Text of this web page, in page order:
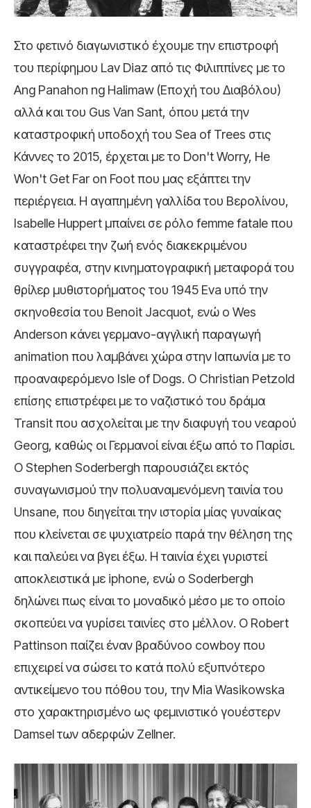
Στο φετινό διαγωνιστικό έχουμε την επιστροφή
του περίφημου Lav Diaz από τις Φιλιππίνες με το
Ang Panahon ng Halimaw (Εποχή του Διαβόλου)
αλλά και του Gus Van Sant, όπου μετά την
καταστροφική υποδοχή του Sea of Trees στις
Κάννες το 2015, έρχεται με το Don't Worry, He
Won't Get Far on Foot που μας εξάπτει την
περιέργεια. Η αγαπημένη γαλλίδα του Βερολίνου,
Isabelle Huppert μπαίνει σε ρόλο femme fatale που
καταστρέφει την ζωή ενός διακεκριμένου
συγγραφέα, στην κινηματογραφική μεταφορά του
θρίλερ μυθιστορήματος του 1945 Eva υπό την
σκηνοθεσία του Benoit Jacquot, ενώ ο Wes
Anderson κάνει γερμανο-αγγλική παραγωγή
animation που λαμβάνει χώρα στην Ιαπωνία με το
προαναφερόμενο Isle of Dogs. Ο Christian Petzold
επίσης επιστρέφει με το ναζιστικό του δράμα
Transit που ασχολείται με την διαφυγή του νεαρού
Georg, καθώς οι Γερμανοί είναι έξω από το Παρίσι.
Ο Stephen Soderbergh παρουσιάζει εκτός
συναγωνισμού την πολυαναμενόμενη ταινία του
Unsane, που διηγείται την ιστορία μίας γυναίκας
που κλείνεται σε ψυχιατρείο παρά την θέληση της
και παλεύει να βγει έξω. Η ταινία έχει γυριστεί
αποκλειστικά με iphone, ενώ ο Soderbergh
δηλώνει πως είναι το μοναδικό μέσο με το οποίο
σκοπεύει να γυρίσει ταινίες στο μέλλον. Ο Robert
Pattinson παίζει έναν βραδύνοο cowboy που
επιχειρεί να σώσει το κατά πολύ εξυπνότερο
αντικείμενο του πόθου του, την Mia Wasikowska
στο χαρακτηρισμένο ως φεμινιστικό γουέστερν
Damsel των αδερφών Zellner.